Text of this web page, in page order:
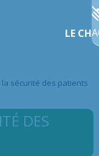
LE
la sécurité des patients
DES